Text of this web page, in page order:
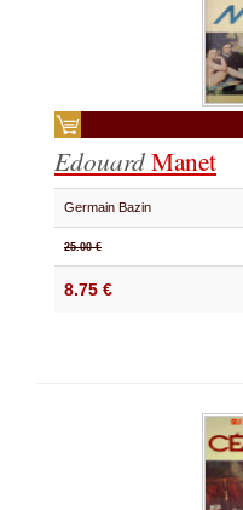
EdouardManet
Germain Bazin
25.00 €
8.75 €